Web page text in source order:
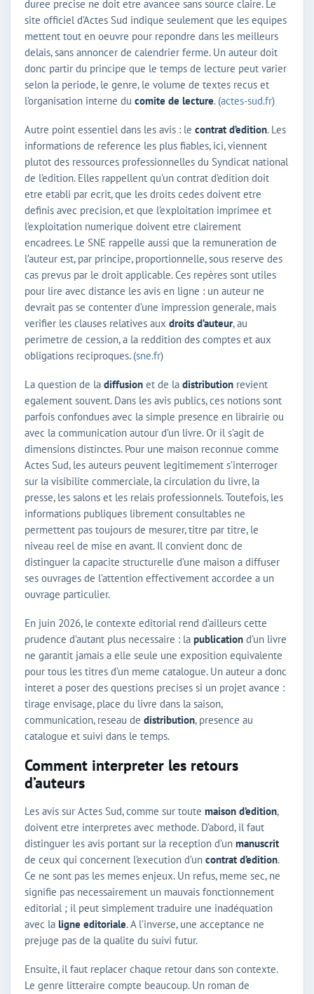
duree precise ne doit etre avancee sans source claire. Le
site officiel d’Actes Sud indique seulement que les equipes
mettent tout en oeuvre pour repondre dans les meilleurs
delais, sans annoncer de calendrier ferme. Un auteur doit
donc partir du principe que le temps de lecture peut varier
selon la periode, le genre, le volume de textes recus et
l’organisation interne du comite de lecture. (actes-sud.fr)
Autre point essentiel dans les avis : le contrat d’edition. Les
informations de reference les plus fiables, ici, viennent
plutot des ressources professionnelles du Syndicat national
de l’edition. Elles rappellent qu’un contrat d’edition doit
etre etabli par ecrit, que les droits cedes doivent etre
definis avec precision, et que l’exploitation imprimee et
l’exploitation numerique doivent etre clairement
encadrees. Le SNE rappelle aussi que la remuneration de
l’auteur est, par principe, proportionnelle, sous reserve des
cas prevus par le droit applicable. Ces repères sont utiles
pour lire avec distance les avis en ligne : un auteur ne
devrait pas se contenter d’une impression generale, mais
verifier les clauses relatives aux droits d’auteur, au
perimetre de cession, a la reddition des comptes et aux
obligations reciproques. (sne.fr)
La question de la diffusion et de la distribution revient
egalement souvent. Dans les avis publics, ces notions sont
parfois confondues avec la simple presence en librairie ou
avec la communication autour d’un livre. Or il s’agit de
dimensions distinctes. Pour une maison reconnue comme
Actes Sud, les auteurs peuvent legitimement s’interroger
sur la visibilite commerciale, la circulation du livre, la
presse, les salons et les relais professionnels. Toutefois, les
informations publiques librement consultables ne
permettent pas toujours de mesurer, titre par titre, le
niveau reel de mise en avant. Il convient donc de
distinguer la capacite structurelle d’une maison a diffuser
ses ouvrages de l’attention effectivement accordee a un
ouvrage particulier.
En juin 2026, le contexte editorial rend d’ailleurs cette
prudence d’autant plus necessaire : la publication d’un livre
ne garantit jamais a elle seule une exposition equivalente
pour tous les titres d’un meme catalogue. Un auteur a donc
interet a poser des questions precises si un projet avance :
tirage envisage, place du livre dans la saison,
communication, reseau de distribution, presence au
catalogue et suivi dans le temps.
Comment interpreter les retours
d’auteurs
Les avis sur Actes Sud, comme sur toute maison d’edition,
doivent etre interpretes avec methode. D’abord, il faut
distinguer les avis portant sur la reception d’un manuscrit
de ceux qui concernent l’execution d’un contrat d’edition.
Ce ne sont pas les memes enjeux. Un refus, meme sec, ne
signifie pas necessairement un mauvais fonctionnement
editorial ; il peut simplement traduire une inadéquation
avec la ligne editoriale. A l’inverse, une acceptance ne
prejuge pas de la qualite du suivi futur.
Ensuite, il faut replacer chaque retour dans son contexte.
Le genre litteraire compte beaucoup. Un roman de